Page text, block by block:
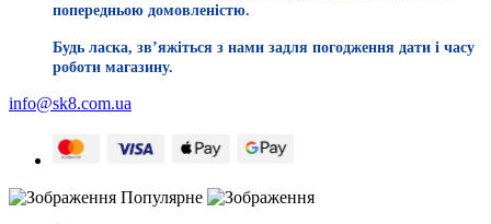
попередньою домовленістю.
Будь ласка, звʼяжіться з нами задля погодження дати і часу
роботи магазину.
info@sk8.com.ua
Популярне